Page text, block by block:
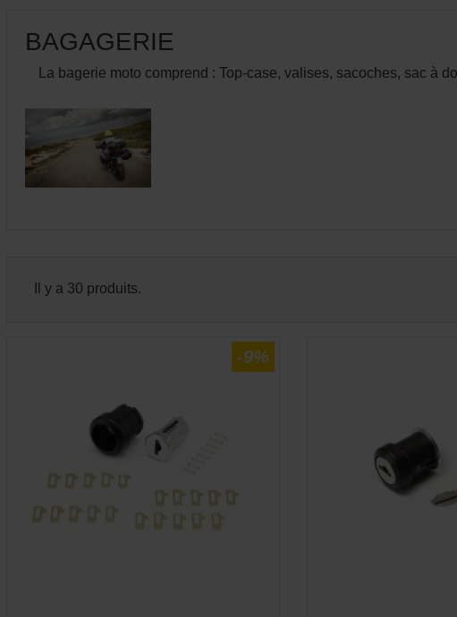
BAGAGERIE
La bagerie moto comprend : Top-case, valises, sacoches, sac à
Il y a 30 produits.
-9%
APERÇU RAPIDE APERÇU